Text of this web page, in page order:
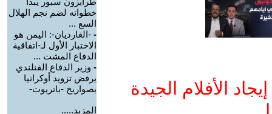
الأفلام الجيدة
خطواته لضم نجم الهلال
السع ...
- -الغارديان-: اليمن هو
الاختبار الأول لـ-اتفاقية
الدفاع المشت ...
- وزير الدفاع الفنلندي
يرفض تزويد أوكرانيا
بصواريخ -باتريوت-
المزيد.....